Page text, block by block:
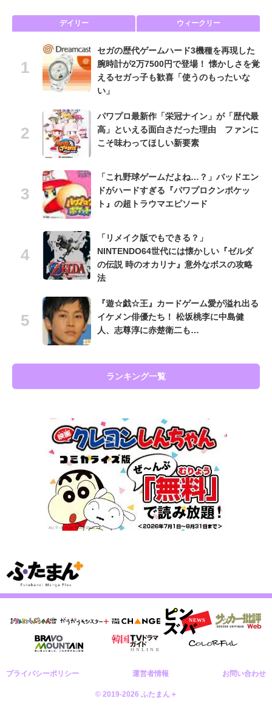
デイリー ウィークリー
セガの歴代ゲームハード3機種を再現した
腕時計が2万7500円で登場！ 懐かしさを覚
えるセガっ子も歓喜「使うのもったいな
い」
パワプロ最新作「栄冠ナイン」が「歴代最
高」といえる面白さだった理由 ファンに
こそ味わってほしい新要素
「これ野球ゲームだよね…？」バッドエン
ドがハードすぎる『パワプロクンポケッ
ト』の超トラウマエピソード
「リメイク版でもできる？」
NINTENDO64世代には懐かしい『ゼルダ
の伝説 時のオカリナ』意外なボスの攻略
法
『遊☆戯☆王』カードゲーム愛が溢れ出る
イケメン俳優たち！ 松坂桃李に中島健
人、志尊淳に赤楚衛二も…
ランキング一覧
プライバシーポリシー 運営者情報 お問い合わせ
© 2019-2026 ふたまん＋